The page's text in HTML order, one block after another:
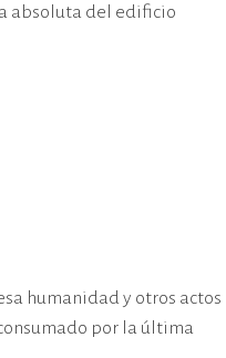
absoluta del edificio
humanidad y otros actos
por la última